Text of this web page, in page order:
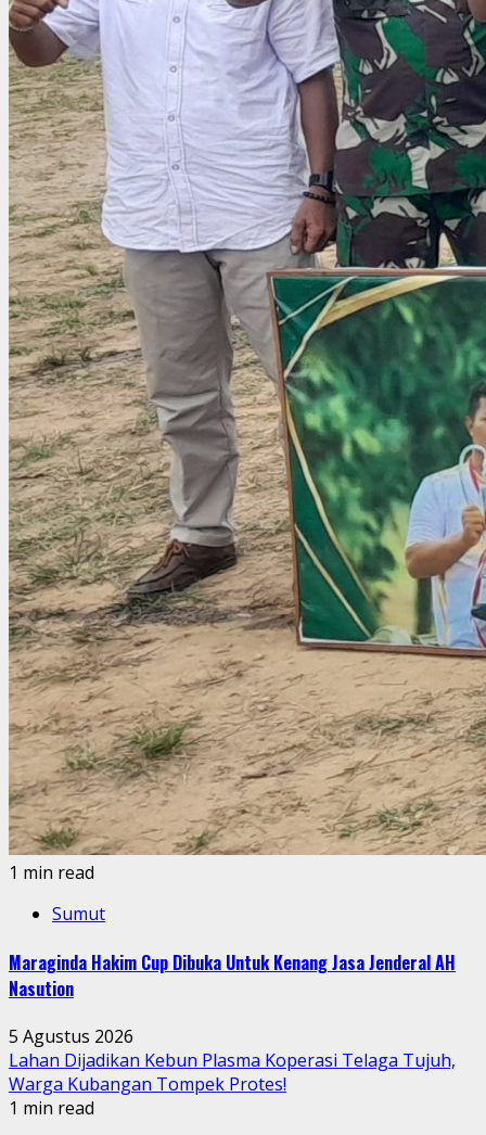
1 min read
Sumut
Maraginda Hakim Cup Dibuka Untuk Kenang Jasa Jenderal AH
Nasution
5 Agustus 2026
Lahan Dijadikan Kebun Plasma Koperasi Telaga Tujuh,
Warga Kubangan Tompek Protes!
1 min read